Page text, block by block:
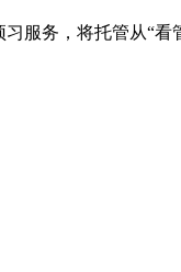
服务，将托管从“看